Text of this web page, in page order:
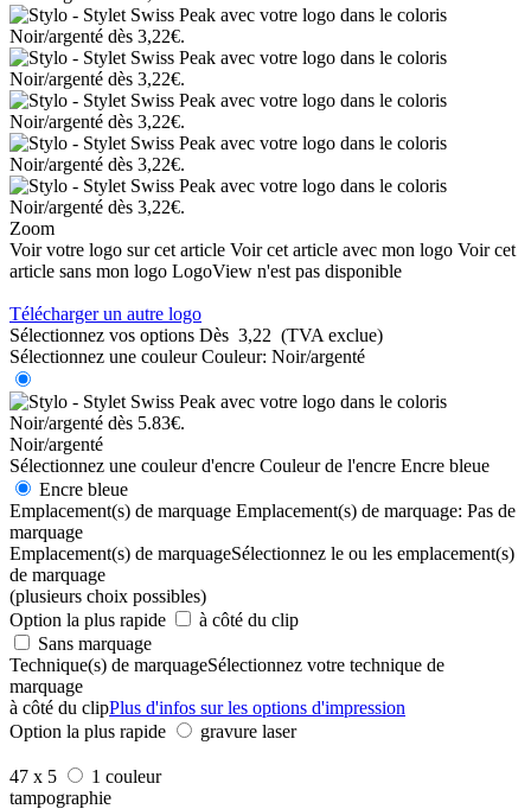
Zoom
Voir votre logo sur cet article Voir cet article avec mon logo Voir cet
article sans mon logo LogoView n'est pas disponible
Télécharger un autre logo
Sélectionnez vos options Dès 3,22 (TVA exclue)
Sélectionnez une couleur Couleur: Noir/argenté
Noir/argenté
Sélectionnez une couleur d'encre Couleur de l'encre Encre bleue
Encre bleue
Emplacement(s) de marquage Emplacement(s) de marquage: Pas de
marquage
Emplacement(s) de marquageSélectionnez le ou les emplacement(s)
de marquage
(plusieurs choix possibles)
Option la plus rapide
à côté du clip
Sans marquage
Technique(s) de marquageSélectionnez votre technique de
marquage
à côté du clipPlus d'infos sur les options d'impression
Option la plus rapide
gravure laser
47 x 5
1 couleur
tampographie